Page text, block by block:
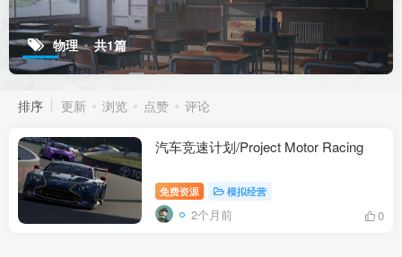
物理 共1篇
排序 更新 浏览 点赞 评论
汽车竞速计划/Project Motor Racing
免费资源 模拟经营
2个月前 0